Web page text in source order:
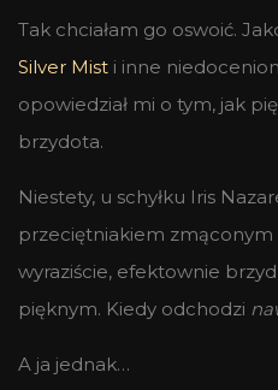
Tak chciałam go oswoić.
Silver Mist i inne
opowiedział mi o tym, jak
brzydota.
Niestety, u schyłku Iris
przeciętniakiem zmąconym
wyraziście, efektownie
pięknym. Kiedy odchodzi
A ja jednak…